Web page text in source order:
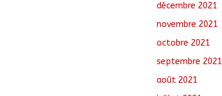
décembre 2021
novembre 2021
octobre 2021
septembre 2021
août 2021